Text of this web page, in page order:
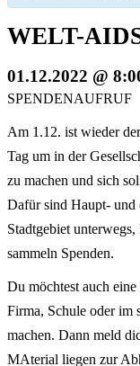
WELT-
01.12.2022 @
SPENDENAUFRUF
Am 1.12. ist wieder
Tag um in der
zu machen und sich
Dafür sind Haupt- und
Stadtgebiet
sammeln Spenden.
Du möchtest auch
Firma, Schule oder im
machen. Dann meld
MAterial liegen zur